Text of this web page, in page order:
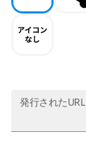
発行されたURL